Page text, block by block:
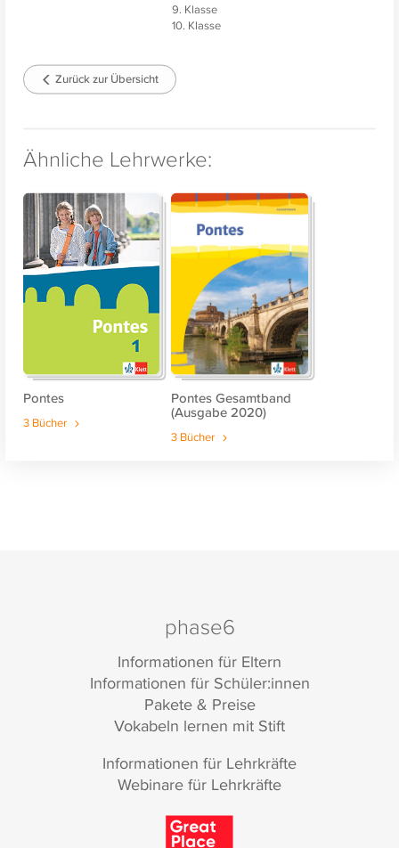
9. Klasse
10. Klasse
Zurück zur Übersicht
Ähnliche Lehrwerke:
Pontes
3 Bücher
Pontes Gesamtband
(Ausgabe 2020)
3 Bücher
phase6
Informationen für Eltern
Informationen für Schüler:innen
Pakete & Preise
Vokabeln lernen mit Stift
Informationen für Lehrkräfte
Webinare für Lehrkräfte